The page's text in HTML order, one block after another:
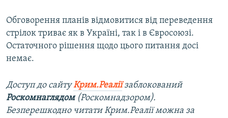
Обговорення планів відмовитися від переведення
стрілок триває як в Україні, так і в Євросоюзі.
Остаточного рішення щодо цього питання досі
немає.
Доступ до сайтуКрим.Реаліїзаблокований
Роскомнаглядом (Роскомнадзором).
Безперешкодно читати Крим.Реалії можна за